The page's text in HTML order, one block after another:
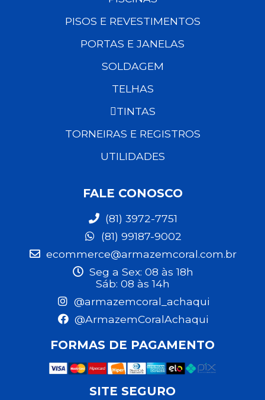
PISOS E REVESTIMENTOS
PORTAS E JANELAS
SOLDAGEM
TELHAS
TINTAS
TORNEIRAS E REGISTROS
UTILIDADES
FALE CONOSCO
(81) 3972-7751
(81) 99187-9002
ecommerce@armazemcoral.com.br
Seg a Sex: 08 às 18h
Sáb: 08 às 14h
@armazemcoral_achaqui
@ArmazemCoralAchaqui
FORMAS DE PAGAMENTO
SITE SEGURO